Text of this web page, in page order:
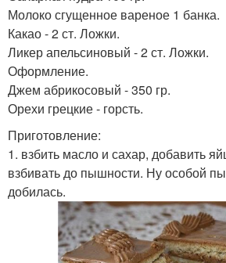
Молоко сгущенное вареное 1 банка.
Какао - 2 ст. Ложки.
Ликер апельсиновый - 2 ст. Ложки.
Оформление.
Джем абрикосовый - 350 гр.
Орехи грецкие - горсть.
Приготовление:
1. взбить масло и сахар, добавить
взбивать до пышности. Ну особой
добилась.